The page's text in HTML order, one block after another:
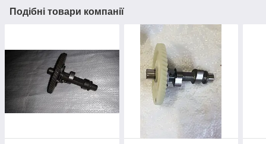
Подібні товари компанії